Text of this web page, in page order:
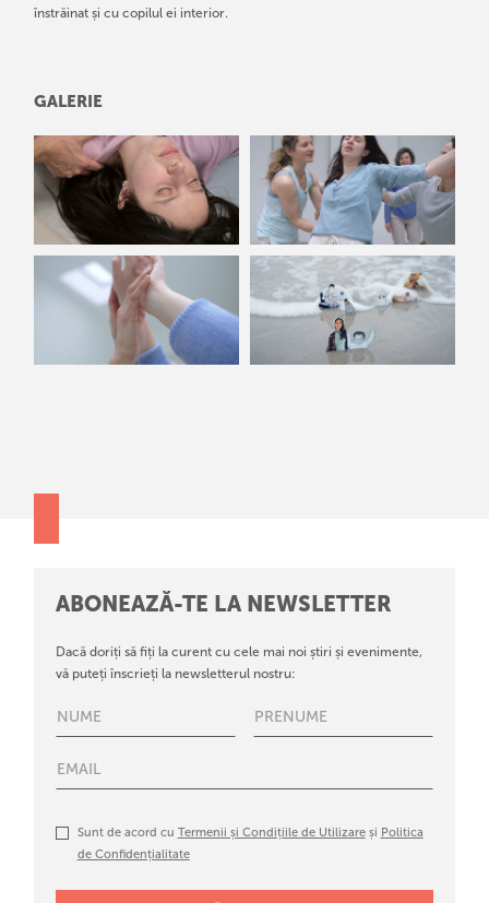
înstrăinat și cu copilul ei interior.
GALERIE
ABONEAZĂ-TE LA NEWSLETTER
Dacă doriți să fiți la curent cu cele mai noi știri și evenimente,
vă puteți înscrieți la newsletterul nostru:
Sunt de acord cu Termenii și Condițiile de Utilizareși Politica
de Confidențialitate